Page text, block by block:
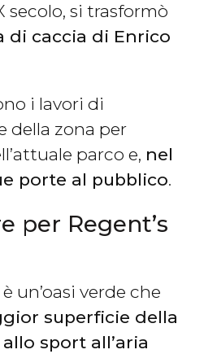
secolo, si trasformò
di caccia di Enrico
i lavori di
della zona per
parco e, nel
porte al pubblico.
per Regent’s
è un’oasi verde che
superficie della
sport all’aria